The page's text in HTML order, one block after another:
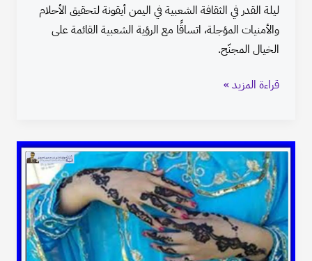
ليلة القدر في الثقافة الشعبية في اليمن أيقونة لتحقيق الأحلام
والأمنيات المؤجلة، اتساقًا مع الرؤية الشعبية القائمة على
الخيال المجنّح.
قراءة المزيد »
الزواج
والثقافة
الاجتماعية